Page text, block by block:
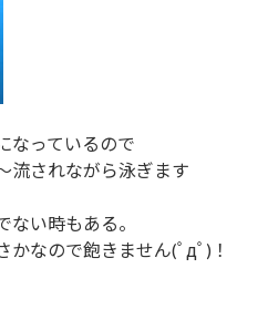
なっているので
流されながら泳ぎます
い時もある。
かなので飽きません(ﾟдﾟ)！